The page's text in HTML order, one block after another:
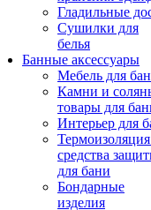
Гладильные
Сушилки для
белья
Банные аксессуары
Мебель для
Камни и
товары для
Интерьер для
средства
для бани
Бондарные
изделия